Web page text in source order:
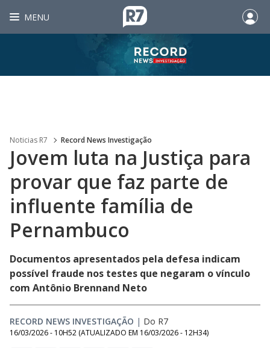
MENU
Noticias R7 Record News Investigação
Jovem luta na Justiça para
provar que faz parte de
influente família de
Pernambuco
Documentos apresentados pela defesa indicam
possível fraude nos testes que negaram o vínculo
com Antônio Brennand Neto
RECORD NEWS INVESTIGAÇÃO | Do R7
16/03/2026 - 10H52 (ATUALIZADO EM 16/03/2026 - 12H34)